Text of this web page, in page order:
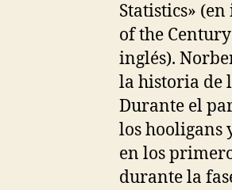
Statistics»
of the
inglés).
la historia de
Durante el
los hooligans
en los
durante la